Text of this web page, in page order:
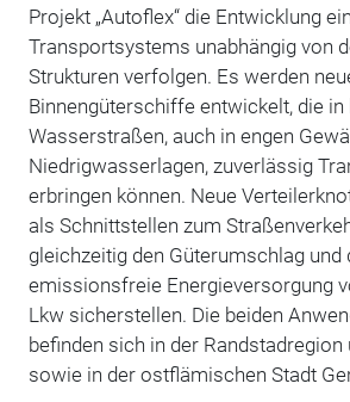
Projekt „Autoflex“ die Entwicklung
Transportsystems unabhängig von
Strukturen verfolgen. Es werden
Binnengüterschiffe entwickelt, die in
Wasserstraßen, auch in engen
Niedrigwasserlagen, zuverlässig
erbringen können. Neue
als Schnittstellen zum
gleichzeitig den Güterumschlag und
emissionsfreie Energieversorgung
Lkw sicherstellen. Die beiden
befinden sich in der
sowie in der ostflämischen Stadt